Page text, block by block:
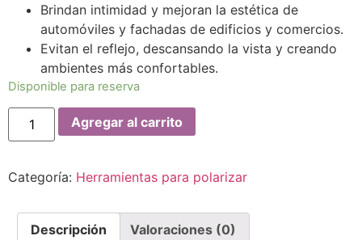
Brindan intimidad y mejoran la estética de
automóviles y fachadas de edificios y comercios.
Evitan el reflejo, descansando la vista y creando
ambientes más confortables.
Disponible para reserva
Agregar al carrito
Categoría: Herramientas para polarizar
Descripción Valoraciones (0)